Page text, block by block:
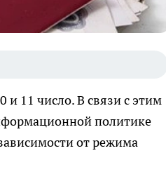
и 11 число. В связи с этим
политике
от режима